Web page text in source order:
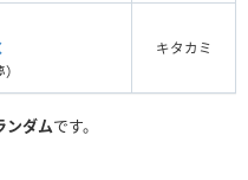
）
キタカミ
ンダムです。